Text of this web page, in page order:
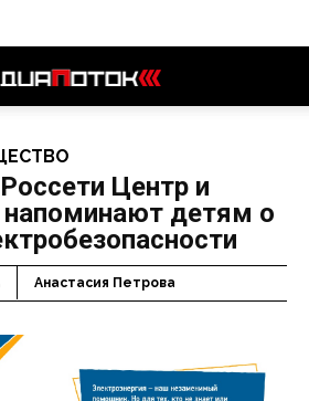
Центр и
детям о
Анастасия Петрова